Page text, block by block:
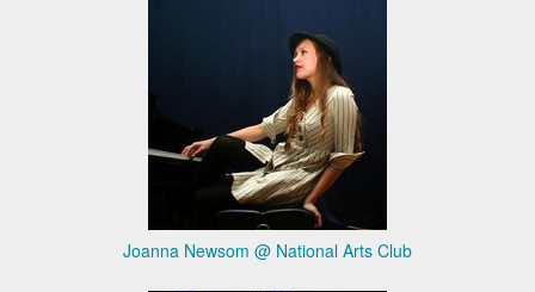
Joanna Newsom @ National Arts Club